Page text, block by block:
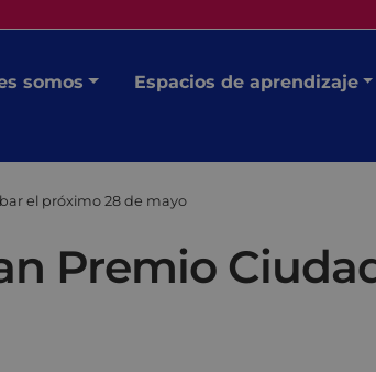
somos Espacios de aprendizaje
el próximo 28 de mayo
Premio